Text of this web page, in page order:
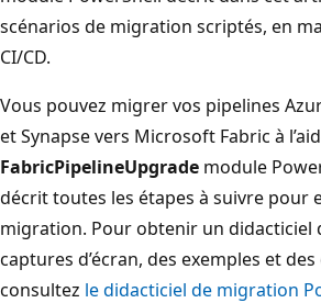
scénarios de migration scriptés, en
CI/CD.
Vous pouvez migrer vos pipelines
et Synapse vers Microsoft Fabric à
FabricPipelineUpgrade module
décrit toutes les étapes à suivre pour
migration. Pour obtenir un didacticiel
captures d’écran, des exemples et
consultez le didacticiel de migration